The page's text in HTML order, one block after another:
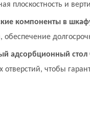
плоскостность и
компоненты в
обеспечение
адсорбционный стол
чтобы